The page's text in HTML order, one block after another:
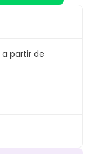
a partir de